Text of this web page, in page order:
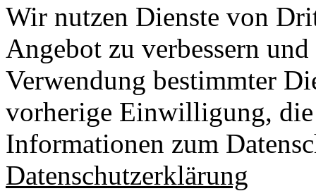
Wir nutzen Dienste von
Angebot zu verbessern
Verwendung bestimmter
vorherige Einwilligung,
Informationen zum
Datenschutzerklärung